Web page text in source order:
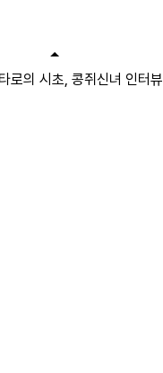
로의 시초, 콩쥐신녀 인터뷰